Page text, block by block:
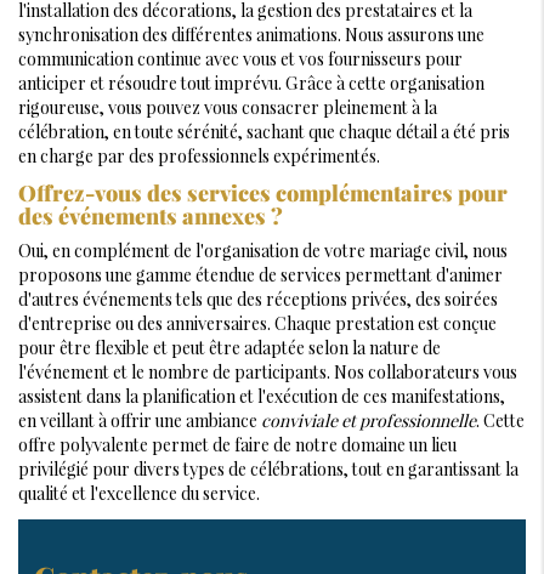
l'installation des décorations, la gestion des prestataires et la
synchronisation des différentes animations. Nous assurons une
communication continue avec vous et vos fournisseurs pour
anticiper et résoudre tout imprévu. Grâce à cette organisation
rigoureuse, vous pouvez vous consacrer pleinement à la
célébration, en toute sérénité, sachant que chaque détail a été pris
en charge par des professionnels expérimentés.
Offrez-vous des services complémentaires pour
des événements annexes ?
Oui, en complément de l'organisation de votre mariage civil, nous
proposons une gamme étendue de services permettant d'animer
d'autres événements tels que des réceptions privées, des soirées
d'entreprise ou des anniversaires. Chaque prestation est conçue
pour être flexible et peut être adaptée selon la nature de
l'événement et le nombre de participants. Nos collaborateurs vous
assistent dans la planification et l'exécution de ces manifestations,
en veillant à offrir une ambiance conviviale et professionnelle. Cette
offre polyvalente permet de faire de notre domaine un lieu
privilégié pour divers types de célébrations, tout en garantissant la
qualité et l'excellence du service.